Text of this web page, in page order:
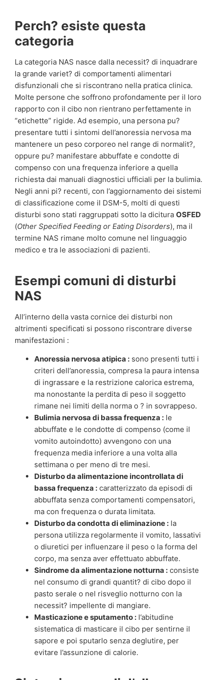
Perch? esiste questa
categoria
La categoria NAS nasce dalla necessit? di inquadrare
la grande variet? di comportamenti alimentari
disfunzionali che si riscontrano nella pratica clinica.
Molte persone che soffrono profondamente per il loro
rapporto con il cibo non rientrano perfettamente in
“etichette” rigide. Ad esempio, una persona pu?
presentare tutti i sintomi dell’anoressia nervosa ma
mantenere un peso corporeo nel range di normalit?,
oppure pu? manifestare abbuffate e condotte di
compenso con una frequenza inferiore a quella
richiesta dai manuali diagnostici ufficiali per la bulimia.
Negli anni pi? recenti, con l’aggiornamento dei sistemi
di classificazione come il DSM-5, molti di questi
disturbi sono stati raggruppati sotto la dicitura OSFED
(Other Specified Feeding or Eating Disorders), ma il
termine NAS rimane molto comune nel linguaggio
medico e tra le associazioni di pazienti.
Esempi comuni di disturbi
NAS
All’interno della vasta cornice dei disturbi non
altrimenti specificati si possono riscontrare diverse
manifestazioni :
Anoressia nervosa atipica : sono presenti tutti i
criteri dell’anoressia, compresa la paura intensa
di ingrassare e la restrizione calorica estrema,
ma nonostante la perdita di peso il soggetto
rimane nei limiti della norma o ? in sovrappeso.
Bulimia nervosa di bassa frequenza : le
abbuffate e le condotte di compenso (come il
vomito autoindotto) avvengono con una
frequenza media inferiore a una volta alla
settimana o per meno di tre mesi.
Disturbo da alimentazione incontrollata di
bassa frequenza : caratterizzato da episodi di
abbuffata senza comportamenti compensatori,
ma con frequenza o durata limitata.
Disturbo da condotta di eliminazione : la
persona utilizza regolarmente il vomito, lassativi
o diuretici per influenzare il peso o la forma del
corpo, ma senza aver effettuato abbuffate.
Sindrome da alimentazione notturna : consiste
nel consumo di grandi quantit? di cibo dopo il
pasto serale o nel risveglio notturno con la
necessit? impellente di mangiare.
Masticazione e sputamento : l’abitudine
sistematica di masticare il cibo per sentirne il
sapore e poi sputarlo senza deglutire, per
evitare l’assunzione di calorie.